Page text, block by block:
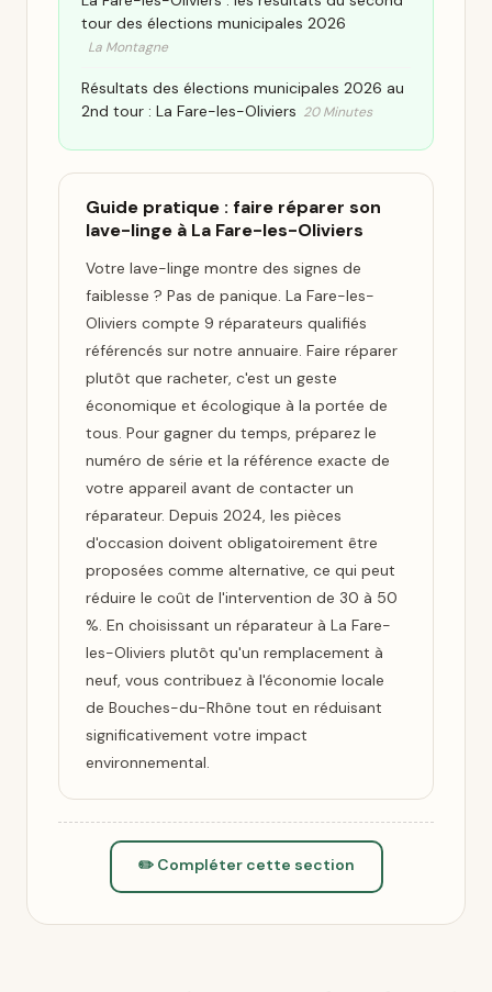
tour des élections municipales 2026
La Montagne
Résultats des élections municipales 2026 au
2nd tour : La Fare-les-Oliviers 20 Minutes
Guide pratique : faire réparer son
lave-linge à La Fare-les-Oliviers
Votre lave-linge montre des signes de
faiblesse ? Pas de panique. La Fare-les-
Oliviers compte 9 réparateurs qualifiés
référencés sur notre annuaire. Faire réparer
plutôt que racheter, c'est un geste
économique et écologique à la portée de
tous. Pour gagner du temps, préparez le
numéro de série et la référence exacte de
votre appareil avant de contacter un
réparateur. Depuis 2024, les pièces
d'occasion doivent obligatoirement être
proposées comme alternative, ce qui peut
réduire le coût de l'intervention de 30 à 50
%. En choisissant un réparateur à La Fare-
les-Oliviers plutôt qu'un remplacement à
neuf, vous contribuez à l'économie locale
de Bouches-du-Rhône tout en réduisant
significativement votre impact
environnemental.
✏️ Compléter cette section